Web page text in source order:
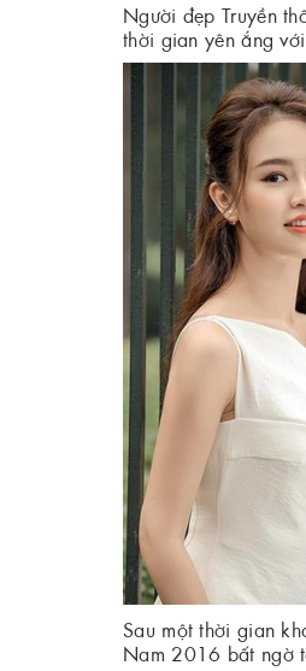
Người đẹp Truyền
thời gian yên ắng
Sau một thời gian
Nam 2016 bất ngờ